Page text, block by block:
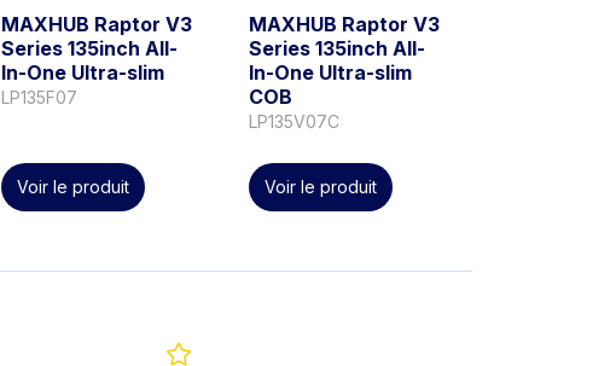
MAXHUB Raptor V3
Series 135inch All-
In-One Ultra-slim
LP135F07
Voir le produit
MAXHUB Raptor V3
Series 135inch All-
In-One Ultra-slim
COB
LP135V07C
Voir le produit